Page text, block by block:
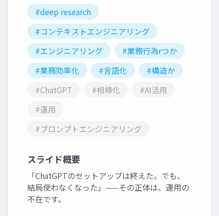
#deep research
#コンテキストエンジニアリング
#エンジニアリング
#業務行為rつか
#業務効率化
#言語化
#構造か
#ChatGPT
#相棒化
#AI活用
#運用
#プロンプトエンジニアリング
スライド概要
「ChatGPTのセットアップは終えた。でも、
結局使わなくなった」——その正体は、運用の
不在です。